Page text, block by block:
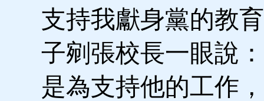
支持我獻身黨的教
子剜張校長一眼說
是為支持他的工作